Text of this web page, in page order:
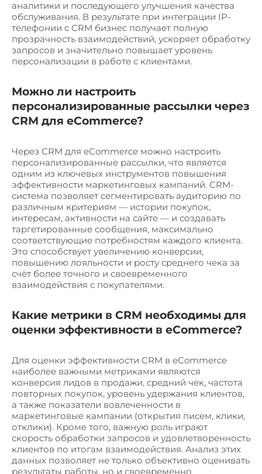
аналитики и последующего улучшения качества
обслуживания. В результате при интеграции IP-
телефонии с CRM бизнес получает полную
прозрачность взаимодействий, ускоряет обработку
запросов и значительно повышает уровень
персонализации в работе с клиентами.
Можно ли настроить
персонализированные рассылки через
CRM для eCommerce?
Через CRM для eCommerce можно настроить
персонализированные рассылки, что является
одним из ключевых инструментов повышения
эффективности маркетинговых кампаний. CRM-
система позволяет сегментировать аудиторию по
различным критериям — истории покупок,
интересам, активности на сайте — и создавать
таргетированные сообщения, максимально
соответствующие потребностям каждого клиента.
Это способствует увеличению конверсии,
повышению лояльности и росту среднего чека за
счёт более точного и своевременного
взаимодействия с покупателями.
Какие метрики в CRM необходимы для
оценки эффективности в eCommerce?
Для оценки эффективности CRM в eCommerce
наиболее важными метриками являются
конверсия лидов в продажи, средний чек, частота
повторных покупок, уровень удержания клиентов,
а также показатели вовлеченности в
маркетинговые кампании (открытия писем, клики,
отклики). Кроме того, важную роль играют
скорость обработки запросов и удовлетворенность
клиентов по итогам взаимодействия. Анализ этих
данных позволяет не только объективно оценивать
результаты работы, но и своевременно